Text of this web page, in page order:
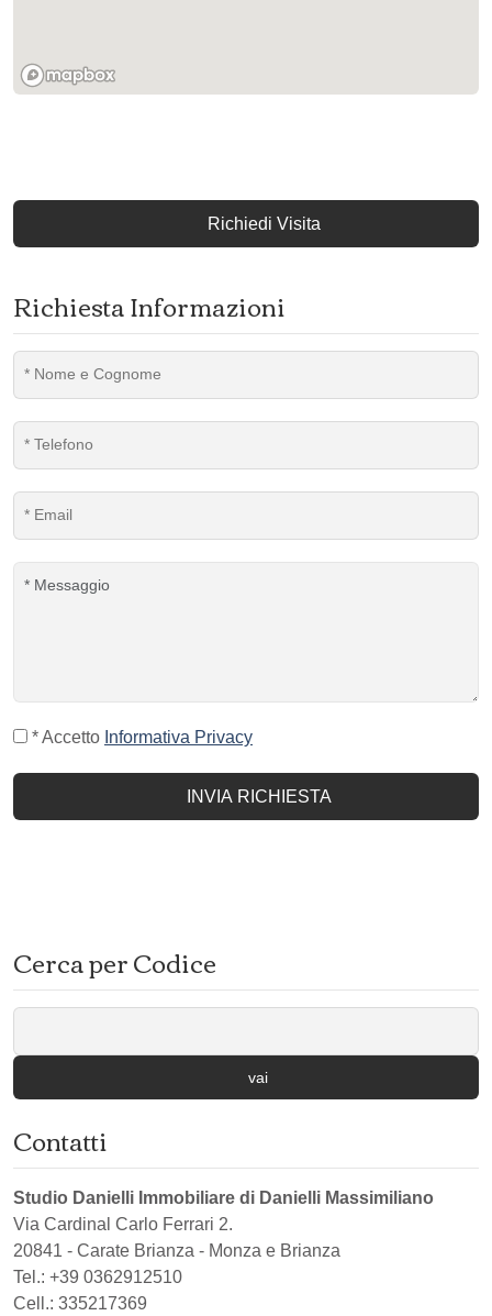
Richiedi Visita
Richiesta Informazioni
* Accetto Informativa Privacy
INVIA RICHIESTA
Cerca per Codice
vai
Contatti
Studio Danielli Immobiliare di Danielli Massimiliano
Via Cardinal Carlo Ferrari 2.
20841 - Carate Brianza - Monza e Brianza
Tel.: +39 0362912510
Cell.: 335217369